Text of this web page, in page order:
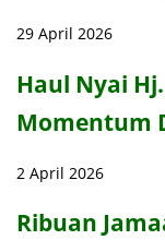
29 April 2026
Haul Nyai
Momentum
2 April 2026
Ribuan